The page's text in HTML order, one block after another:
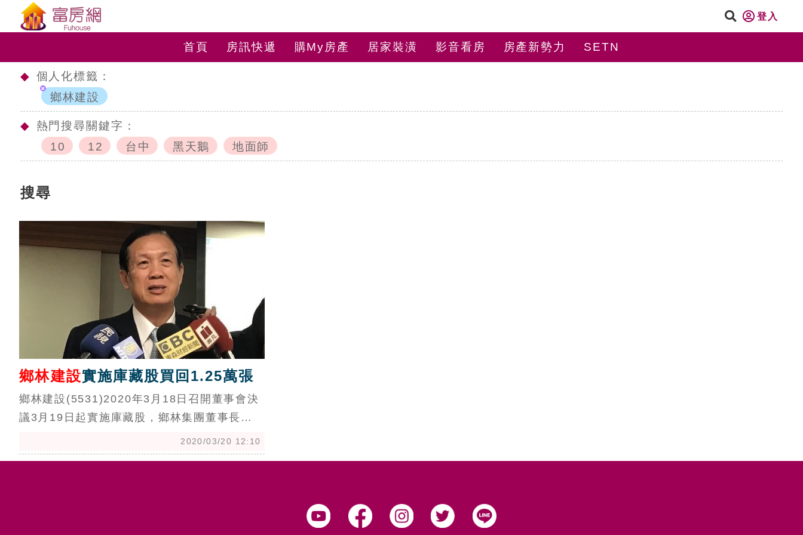
登入
首頁 房訊快遞 購My房產 居家裝潢 影音看房 房產新勢力 SETN
◆ 個人化標籤：
鄉林建設
◆
熱門搜尋關鍵字：
10
12 台中 黑天鵝 地面師
搜尋
鄉林建設實施庫藏股買回1.25萬張
鄉林建設(5531)2020年3月18日召開董事會決
議3月19日起實施庫藏股，鄉林集團董事長賴
正鎰說，最近鄉林的股價太委屈了，他很用心
經營公司，新案開發進度均照計畫進行，但受
2020/03/20 12:10